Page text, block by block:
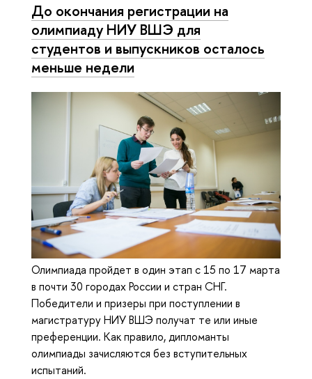
До окончания регистрации на
олимпиаду НИУ ВШЭ для
студентов и выпускников осталось
меньше недели
Олимпиада пройдет в один этап с 15 по 17 марта
в почти 30 городах России и стран СНГ.
Победители и призеры при поступлении в
магистратуру НИУ ВШЭ получат те или иные
преференции. Как правило, дипломанты
олимпиады зачисляются без вступительных
испытаний.